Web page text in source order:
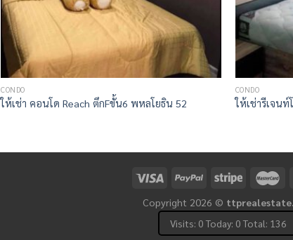
CONDO
ให้เช่า คอนโด Reach ตึกFขั้น6 พหลโยธิน 52
CONDO
ให้เช่ารีเจน
Copyright 2026 ©
Visits: 0 Today: 0 Total: 136